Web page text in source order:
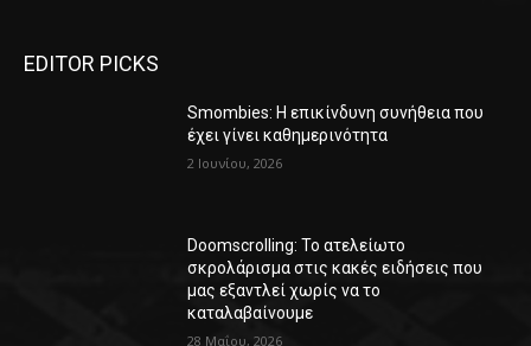
EDITOR PICKS
Smombies: Η επικίνδυνη συνήθεια που
έχει γίνει καθημερινότητα
2 Ιουνίου, 2026
Doomscrolling: Το ατελείωτο
σκρολάρισμα στις κακές ειδήσεις που
μας εξαντλεί χωρίς να το
καταλαβαίνουμε
28 Μαΐου, 2026